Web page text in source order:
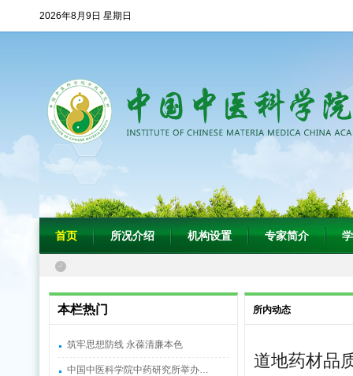
2026年8月9日 星期日
首页 所况介绍 机构设置 专家简介
本栏热门
筑牢思想防线 永葆清廉本色
中国中医科学院中药研究所举办…
所内动态
道地药材品